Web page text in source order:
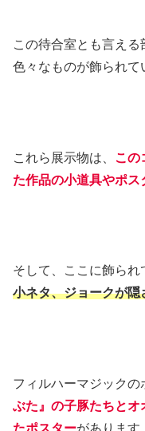
この待合室とも言え
色々なものが飾られて
これら展示物は、 この
た作品の小道具やポス
そして、ここに飾られ
小ネタ、ジョークが隠
フィルハーマジックの
ぶた』の子豚たちと
たポスターがあります